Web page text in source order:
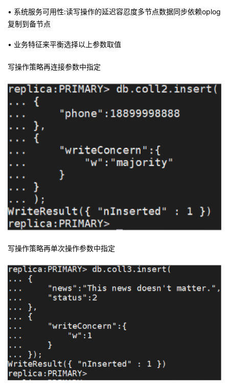
• 系统服务可用性:读写操作的延迟容忍度多节点数据同步依赖oplog
复制到备节点
• 业务特征来平衡选择以上参数取值
写操作策略再连接参数中指定
写操作策略再单次操作参数中指定